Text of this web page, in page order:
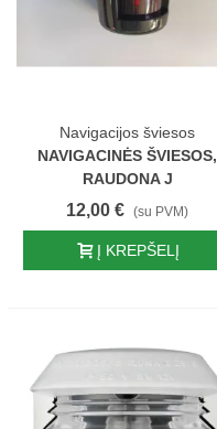
Navigacijos šviesos
NAVIGACINĖS ŠVIESOS,
RAUDONA J
12,00 € (su PVM)
Į KREPŠELĮ